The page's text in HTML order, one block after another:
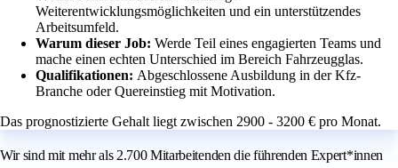
Weiterentwicklungsmöglichkeiten und ein unterstützendes
Arbeitsumfeld.
Warum dieser Job: Werde Teil eines engagierten Teams und
mache einen echten Unterschied im Bereich Fahrzeugglas.
Qualifikationen: Abgeschlossene Ausbildung in der Kfz-
Branche oder Quereinstieg mit Motivation.
Das prognostizierte Gehalt liegt zwischen 2900 - 3200 € pro Monat.
Wir sind mit mehr als 2.700 Mitarbeitenden die führenden Expert*innen